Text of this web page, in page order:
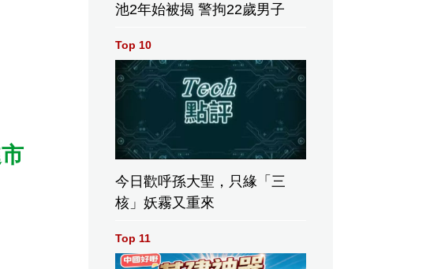
池2年始被揭 警拘22歲男子
Top 10
今日歡呼孫大聖，只緣「三
核」妖霧又重來
Top 11